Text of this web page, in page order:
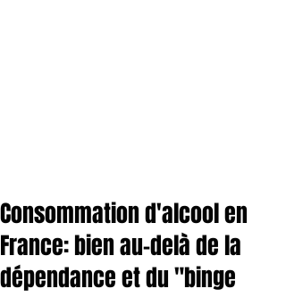
Consommation d'alcool en
France: bien au-delà de la
dépendance et du "binge